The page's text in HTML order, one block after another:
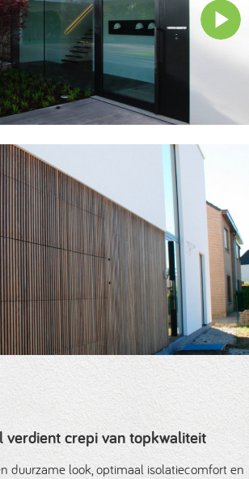
Next
>>
verdient crepi van topkwaliteit
duurzame look, optimaal isolatiecomfort en